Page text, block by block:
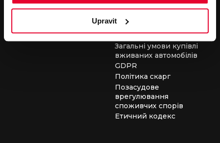
Upravit
засобів
Загальні умови для
виконання сервісних
робіт
Загальні умови купівлі
вживаних автомобілів
GDPR
Політика скарг
Позасудове
врегулювання
споживчих спорів
Етичний кодекс